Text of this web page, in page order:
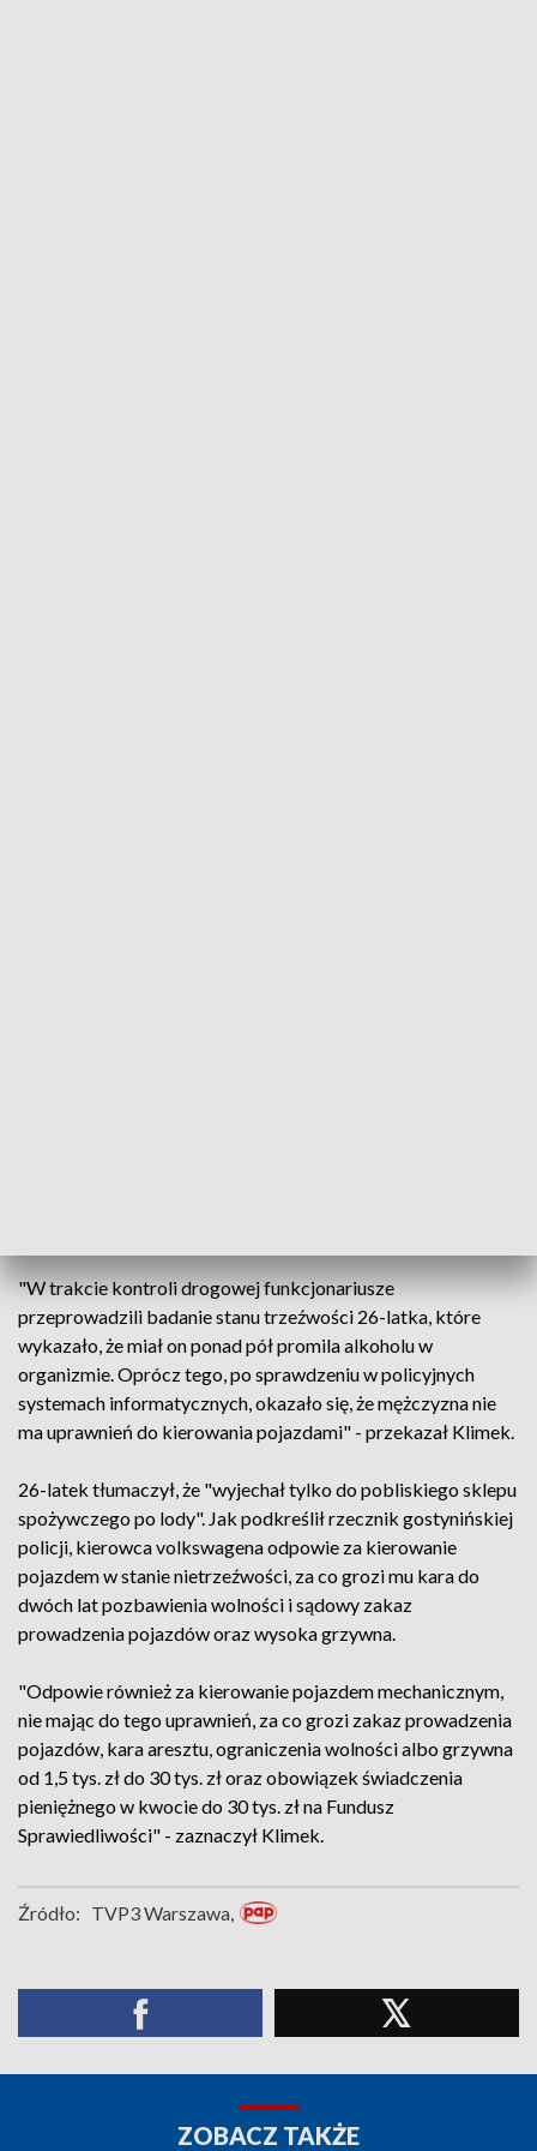
"W trakcie kontroli drogowej funkcjonariusze
przeprowadzili badanie stanu trzeźwości 26-latka, które
wykazało, że miał on ponad pół promila alkoholu w
organizmie. Oprócz tego, po sprawdzeniu w policyjnych
systemach informatycznych, okazało się, że mężczyzna nie
ma uprawnień do kierowania pojazdami" - przekazał Klimek.
26-latek tłumaczył, że "wyjechał tylko do pobliskiego sklepu
spożywczego po lody". Jak podkreślił rzecznik gostynińskiej
policji, kierowca volkswagena odpowie za kierowanie
pojazdem w stanie nietrzeźwości, za co grozi mu kara do
dwóch lat pozbawienia wolności i sądowy zakaz
prowadzenia pojazdów oraz wysoka grzywna.
"Odpowie również za kierowanie pojazdem mechanicznym,
nie mając do tego uprawnień, za co grozi zakaz prowadzenia
pojazdów, kara aresztu, ograniczenia wolności albo grzywna
od 1,5 tys. zł do 30 tys. zł oraz obowiązek świadczenia
pieniężnego w kwocie do 30 tys. zł na Fundusz
Sprawiedliwości" - zaznaczył Klimek.
Źródło: TVP3 Warszawa,
ZOBACZ TAKŻE